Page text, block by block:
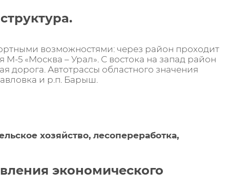
возможностями: через район проходит
М-5 «Москва – Урал». С востока на запад район
дорога. Автотрассы областного значения
и р.п. Барыш.
хозяйство, лесопереработка,
экономического